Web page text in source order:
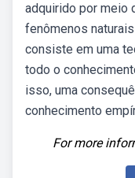
adquirido por meio
fenômenos
consiste em uma
todo o
isso, uma
conhecimento
For more